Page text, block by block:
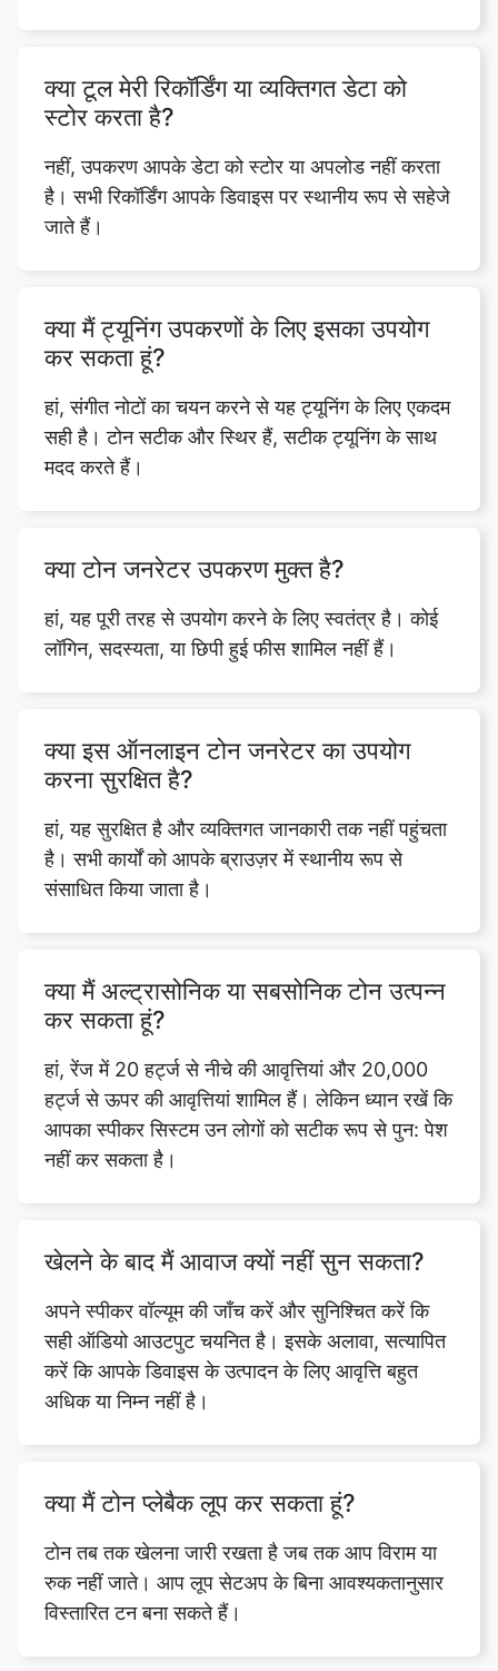
क्या टूल मेरी रिकॉर्डिंग या व्यक्तिगत डेटा को
स्टोर करता है?
नहीं, उपकरण आपके डेटा को स्टोर या अपलोड नहीं करता
है। सभी रिकॉर्डिंग आपके डिवाइस पर स्थानीय रूप से सहेजे
जाते हैं।
क्या मैं ट्यूनिंग उपकरणों के लिए इसका उपयोग
कर सकता हूं?
हां, संगीत नोटों का चयन करने से यह ट्यूनिंग के लिए एकदम
सही है। टोन सटीक और स्थिर हैं, सटीक ट्यूनिंग के साथ
मदद करते हैं।
क्या टोन जनरेटर उपकरण मुक्त है?
हां, यह पूरी तरह से उपयोग करने के लिए स्वतंत्र है। कोई
लॉगिन, सदस्यता, या छिपी हुई फीस शामिल नहीं हैं।
क्या इस ऑनलाइन टोन जनरेटर का उपयोग
करना सुरक्षित है?
हां, यह सुरक्षित है और व्यक्तिगत जानकारी तक नहीं पहुंचता
है। सभी कार्यों को आपके ब्राउज़र में स्थानीय रूप से
संसाधित किया जाता है।
क्या मैं अल्ट्रासोनिक या सबसोनिक टोन उत्पन्न
कर सकता हूं?
हां, रेंज में 20 हर्ट्ज से नीचे की आवृत्तियां और 20,000
हर्ट्ज से ऊपर की आवृत्तियां शामिल हैं। लेकिन ध्यान रखें कि
आपका स्पीकर सिस्टम उन लोगों को सटीक रूप से पुन: पेश
नहीं कर सकता है।
खेलने के बाद मैं आवाज क्यों नहीं सुन सकता?
अपने स्पीकर वॉल्यूम की जाँच करें और सुनिश्चित करें कि
सही ऑडियो आउटपुट चयनित है। इसके अलावा, सत्यापित
करें कि आपके डिवाइस के उत्पादन के लिए आवृत्ति बहुत
अधिक या निम्न नहीं है।
क्या मैं टोन प्लेबैक लूप कर सकता हूं?
टोन तब तक खेलना जारी रखता है जब तक आप विराम या
रुक नहीं जाते। आप लूप सेटअप के बिना आवश्यकतानुसार
विस्तारित टन बना सकते हैं।